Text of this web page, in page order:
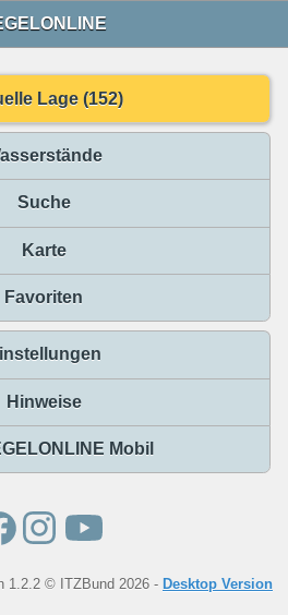
Lage (152)
Suche
Karte
Favoriten
Hinweise
Mobil
1.2.2 © ITZBund 2026 - Desktop Version